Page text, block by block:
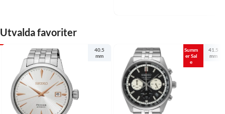
Utvalda favoriter
40.5
mm
Summ
er Sal
e
41.5
mm